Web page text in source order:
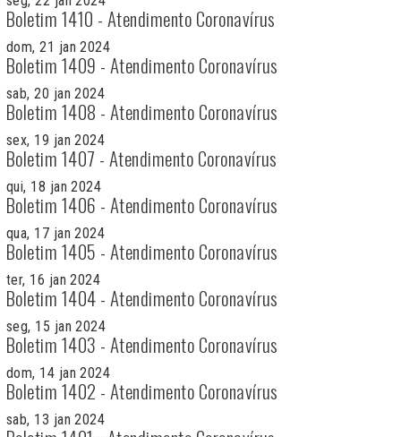
Boletim 1410 - Atendimento Coronavírus
dom, 21 jan 2024
Boletim 1409 - Atendimento Coronavírus
sab, 20 jan 2024
Boletim 1408 - Atendimento Coronavírus
sex, 19 jan 2024
Boletim 1407 - Atendimento Coronavírus
qui, 18 jan 2024
Boletim 1406 - Atendimento Coronavírus
qua, 17 jan 2024
Boletim 1405 - Atendimento Coronavírus
ter, 16 jan 2024
Boletim 1404 - Atendimento Coronavírus
seg, 15 jan 2024
Boletim 1403 - Atendimento Coronavírus
dom, 14 jan 2024
Boletim 1402 - Atendimento Coronavírus
sab, 13 jan 2024